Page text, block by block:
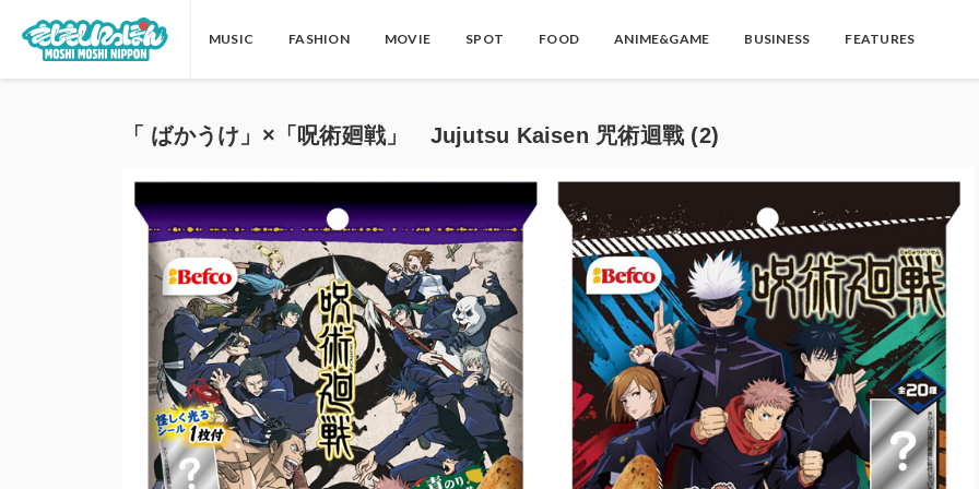
MUSIC FASHION MOVIE SPOT FOOD ANIME&GAME BUSINESS FEATURES
「 ばかうけ」×「呪術廻戦」 Jujutsu Kaisen 咒術迴戰 (2)